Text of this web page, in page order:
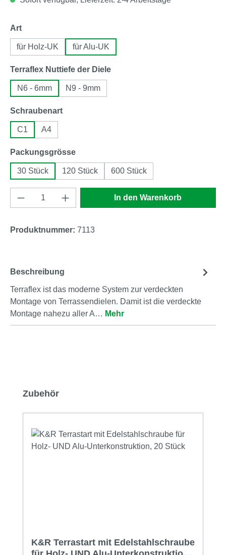
Artauswählen
für Holz-UK für Alu-UK
Terraflex Nuttiefe der Dieleauswählen
N6 - 6mm N9 - 9mm
Schraubenartauswählen
C1 A4
Packungsgrösseauswählen
30 Stück 120 Stück 600 Stück
Produkt Anzahl: Gib den gewünschten
In den Warenkorb
Produktnummer: 7113
Beschreibung
Terraflex ist das moderne System zur verdeckten
Montage von Terrassendielen. Damit ist die verdeckte
Montage nahezu aller A… Mehr
Produktgalerie überspringen
Zubehör
K&R Terrastart mit Edelstahlschraube